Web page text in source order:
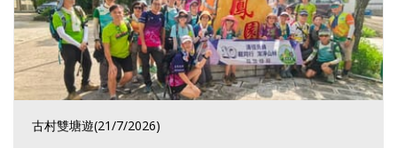
古村雙塘遊(21/7/2026)